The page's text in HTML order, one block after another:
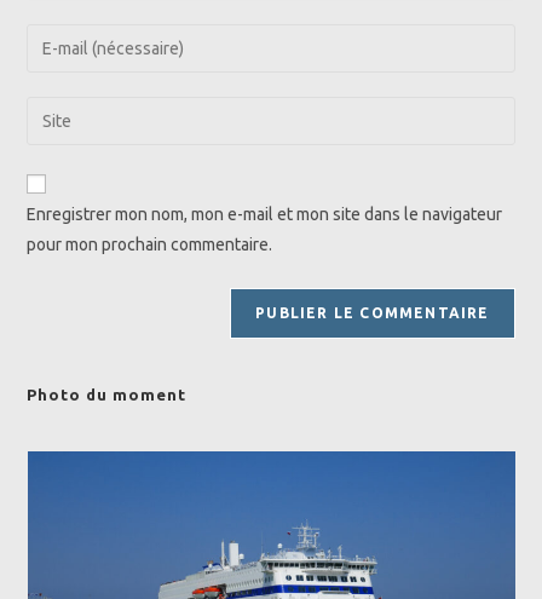
Enter
address
comment
Saisir
de
Enregistrer mon nom, mon e-mail et mon site dans le navigateur
pour mon prochain commentaire.
Photo du moment